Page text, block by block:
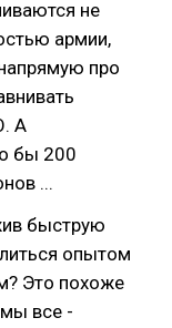
не
армии,
про
А
бы 200
...
быструю
опытом
Это похоже
все -